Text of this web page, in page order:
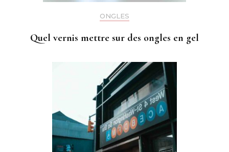
ONGLES
Quel vernis mettre sur des ongles en gel